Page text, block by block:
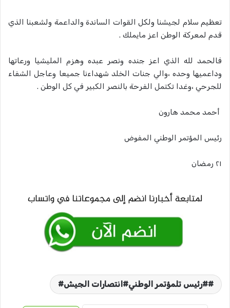
تعظيم سلام لجيشنا ولكل القوات الساندة والداعمة ولشعبنا الذي
قدم لمعركة الوطن اعز مايملك .
فالحمد لله الذي اعز جنده ونصر عبده وهزم المليشيا ورعاتها
وداعميها وحده ،والي جنات الخلد شهداءنا جميعا وعاجل الشفاء
للجرحي ،وغدا تكتمل الفرحة بالنصر الكبير في كل الوطن .
أحمد محمد هارون
رئيس المؤتمر الوطني المفوض
٢١ رمضان
#رئيس تلمؤتمر الوطني#انتصارات الجيش#